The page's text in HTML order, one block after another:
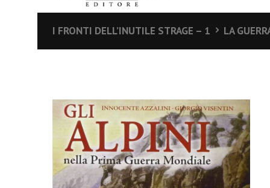
I FRONTI DELL’INUTILE STRAGE – 1 LA